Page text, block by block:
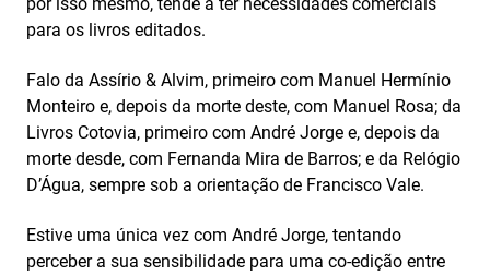
para os livros editados.
Falo da Assírio & Alvim, primeiro com Manuel Hermínio
Monteiro e, depois da morte deste, com Manuel Rosa; da
Livros Cotovia, primeiro com André Jorge e, depois da
morte desde, com Fernanda Mira de Barros; e da Relógio
D’Água, sempre sob a orientação de Francisco Vale.
Estive uma única vez com André Jorge, tentando
perceber a sua sensibilidade para uma co-edição entre